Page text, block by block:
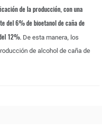
de la producción, con una
del 6% de bioetanol de caña de
12%. De esta manera, los
de alcohol de caña de